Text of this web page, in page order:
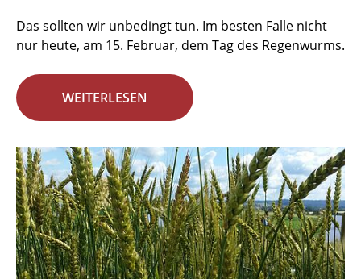
Das sollten wir unbedingt tun. Im besten Falle nicht
nur heute, am 15. Februar, dem Tag des Regenwurms.
WEITERLESEN